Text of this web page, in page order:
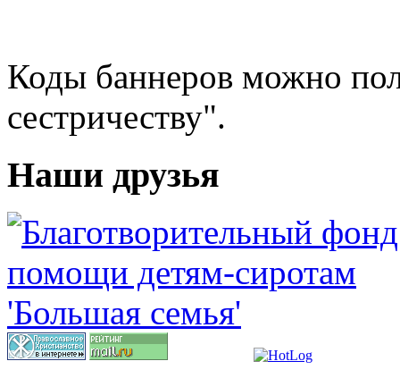
Коды баннеров можно
сестричеству".
Наши друзья